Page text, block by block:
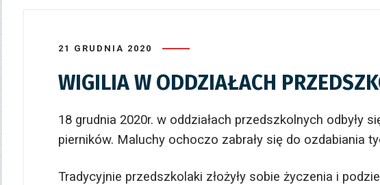
21 GRUDNIA 2020
WIGILIA W ODDZIAŁACH
18 grudnia 2020r. w oddziałach przedszkolnych odbyły
pierników. Maluchy ochoczo zabrały się do ozdabiania
Tradycyjnie przedszkolaki złożyły sobie życzenia i